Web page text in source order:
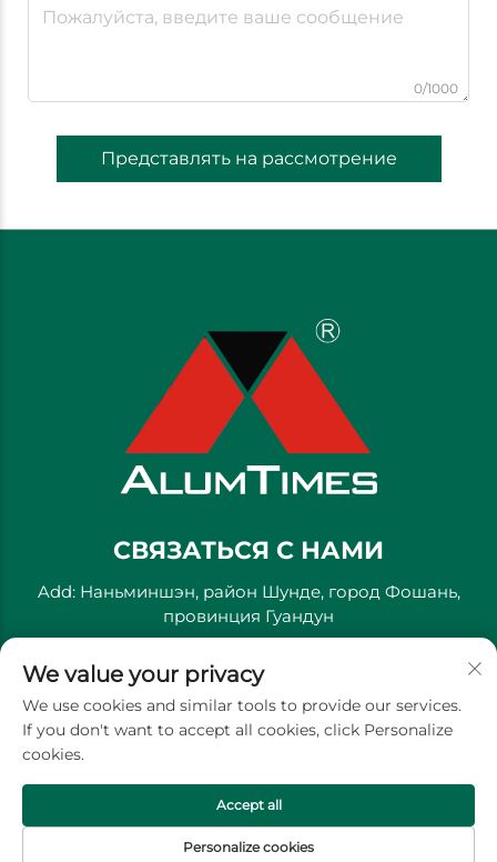
0/1000
Представлять на рассмотрение
СВЯЗАТЬСЯ С НАМИ
Add: Наньминшэн, район Шунде, город Фошань,
провинция Гуандун
Электронная почта:
Copyright © Golden River Decorative Material Co., Ltd. -
Политика конфиденциальности
We value your privacy
We use cookies and similar tools to provide our services.
If you don't want to accept all cookies, click Personalize
cookies.
Personalize cookies
Accept all